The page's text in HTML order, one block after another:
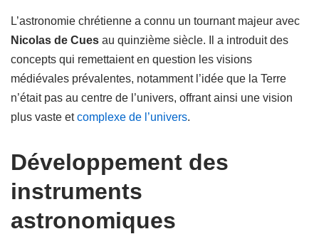
L’astronomie chrétienne a connu un tournant majeur avec
Nicolas de Cues au quinzième siècle. Il a introduit des
concepts qui remettaient en question les visions
médiévales prévalentes, notamment l’idée que la Terre
n’était pas au centre de l’univers, offrant ainsi une vision
plus vaste etcomplexe de l’univers.
Développement des
instruments
astronomiques